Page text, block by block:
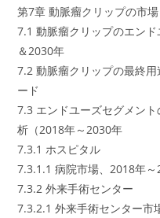
第7章 動脈瘤クリップの市
7.1 動脈瘤クリップのエン
＆2030年
7.2 動脈瘤クリップの最終
ード
7.3 エンドユーズセグメン
析（2018年～2030年
7.3.1 ホスピタル
7.3.1.1 病院市場、2018年～
7.3.2 外来手術センター
7.3.2.1 外来手術センター市